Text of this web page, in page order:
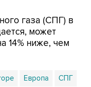
газа (СПГ) в
может
14% ниже, чем
Европа СПГ